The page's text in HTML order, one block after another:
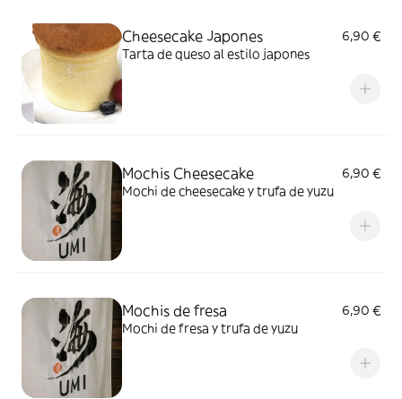
Cheesecake Japones
6,90 €
Tarta de queso al estilo japones
Mochis Cheesecake
6,90 €
Mochi de cheesecake y trufa de yuzu
Mochis de fresa
6,90 €
Mochi de fresa y trufa de yuzu